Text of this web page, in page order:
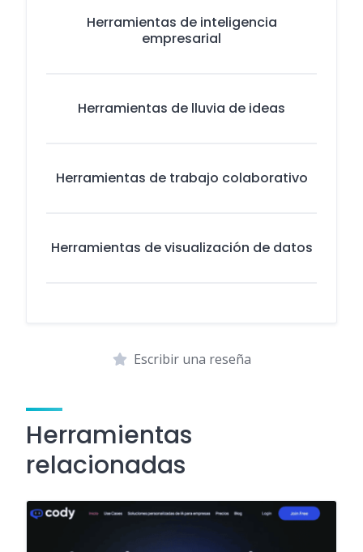
Herramientas de inteligencia
empresarial
Herramientas de lluvia de ideas
Herramientas de trabajo colaborativo
Herramientas de visualización de datos
Escribir una reseña
Herramientas
relacionadas